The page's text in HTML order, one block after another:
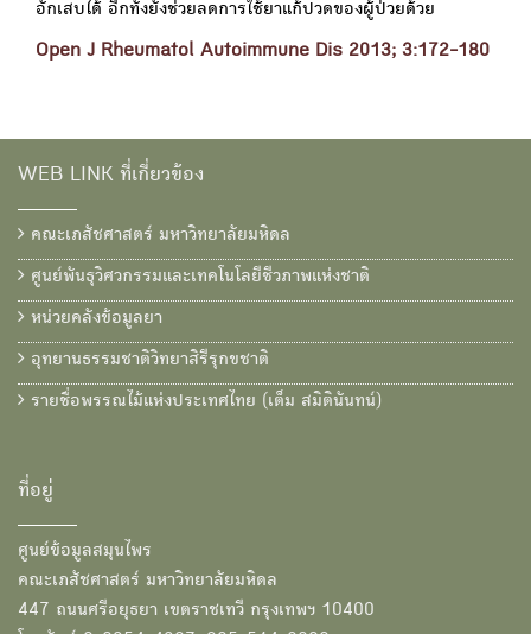
อักเสบได้ อีกทั้งยังช่วยลดการใช้ยาแก้ปวดของผู้ป่วยด้วย
Open J Rheumatol Autoimmune Dis 2013; 3:172-180
WEB LINK ที่เกี่ยวข้อง
คณะเภสัชศาสตร์ มหาวิทยาลัยมหิดล
ศูนย์พันธุวิศวกรรมและเทคโนโลยีชีวภาพแห่งชาติ
หน่วยคลังข้อมูลยา
อุทยานธรรมชาติวิทยาสิรีรุกขชาติ
รายชื่อพรรณไม้แห่งประเทศไทย (เต็ม สมิตินันทน์)
ที่อยู่
ศูนย์ข้อมูลสมุนไพร
คณะเภสัชศาสตร์ มหาวิทยาลัยมหิดล
447 ถนนศรีอยุธยา เขตราชเทวี กรุงเทพฯ 10400